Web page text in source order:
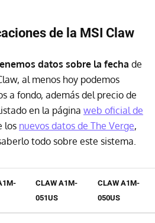
de la MSI Claw
datos sobre la fecha de
al menos hoy podemos
a fondo, además del precio de
en la página web oficial de
los nuevos datos de The Verge,
todo sobre este sistema.
CLAW A1M-
051US
CLAW A1M-
050US